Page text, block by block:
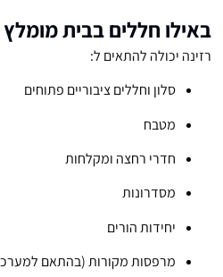
באילו חללים בבית
רזינה יכולה להתאים ל:
סלון וחללים ציבוריים פתוחים
מטבח
חדרי רחצה ומקלחות
מסדרונות
יחידות הורים
מרפסות מקורות (בהתאם